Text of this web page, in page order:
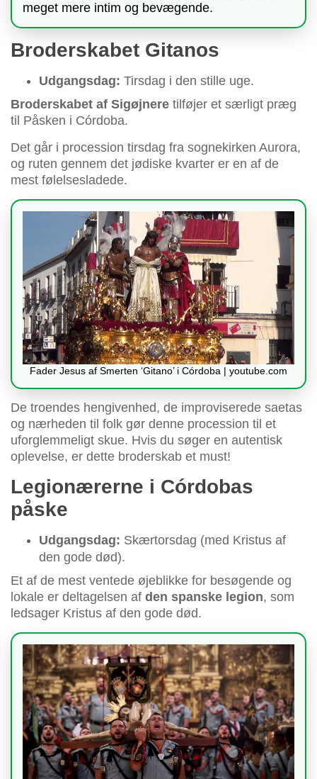
meget mere intim og bevægende.
Broderskabet Gitanos
Udgangsdag: Tirsdag i den stille uge.
Broderskabet af Sigøjnere tilføjer et særligt præg
til Påsken i Córdoba.
Det går i procession tirsdag fra sognekirken Aurora,
og ruten gennem det jødiske kvarter er en af de
mest følelsesladede.
Fader Jesus af Smerten ‘Gitano’ i Córdoba | youtube.com
De troendes hengivenhed, de improviserede saetas
og nærheden til folk gør denne procession til et
uforglemmeligt skue. Hvis du søger en autentisk
oplevelse, er dette broderskab et must!
Legionærerne i Córdobas
påske
Udgangsdag: Skærtorsdag (med Kristus af
den gode død).
Et af de mest ventede øjeblikke for besøgende og
lokale er deltagelsen af den spanske legion, som
ledsager Kristus af den gode død.